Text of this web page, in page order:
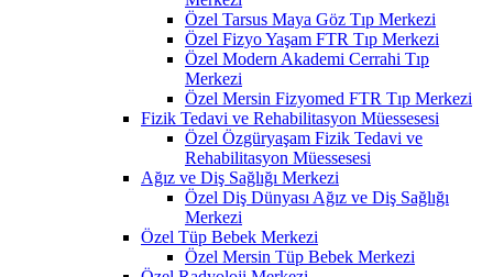
Özel Tarsus Maya Göz Tıp Merkezi
Özel Fizyo Yaşam FTR Tıp Merkezi
Özel Modern Akademi Cerrahi Tıp
Merkezi
Özel Mersin Fizyomed FTR Tıp Merkezi
Fizik Tedavi ve Rehabilitasyon Müessesesi
Özel Özgüryaşam Fizik Tedavi ve
Rehabilitasyon Müessesesi
Ağız ve Diş Sağlığı Merkezi
Özel Diş Dünyası Ağız ve Diş Sağlığı
Merkezi
Özel Tüp Bebek Merkezi
Özel Mersin Tüp Bebek Merkezi